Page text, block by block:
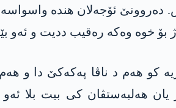
بۆ خوە وەکە رەقیب ددیت و ئەو
کو ھەم د ناڤا پەکەکێ دا و
یان ھەلبەستڤان کی بیت بلا